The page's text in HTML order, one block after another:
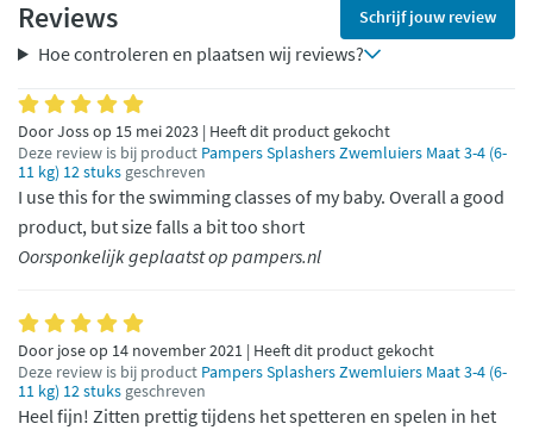
Reviews Schrijf jouw review
Hoe controleren en plaatsen wij reviews?
Door Joss op 15 mei 2023 | Heeft dit product gekocht
Deze review is bij product Pampers Splashers Zwemluiers Maat 3-4 (6-
11 kg) 12 stuks geschreven
I use this for the swimming classes of my baby. Overall a good
product, but size falls a bit too short
Oorsponkelijk geplaatst op pampers.nl
Door jose op 14 november 2021 | Heeft dit product gekocht
Deze review is bij product Pampers Splashers Zwemluiers Maat 3-4 (6-
11 kg) 12 stuks geschreven
Heel fijn! Zitten prettig tijdens het spetteren en spelen in het